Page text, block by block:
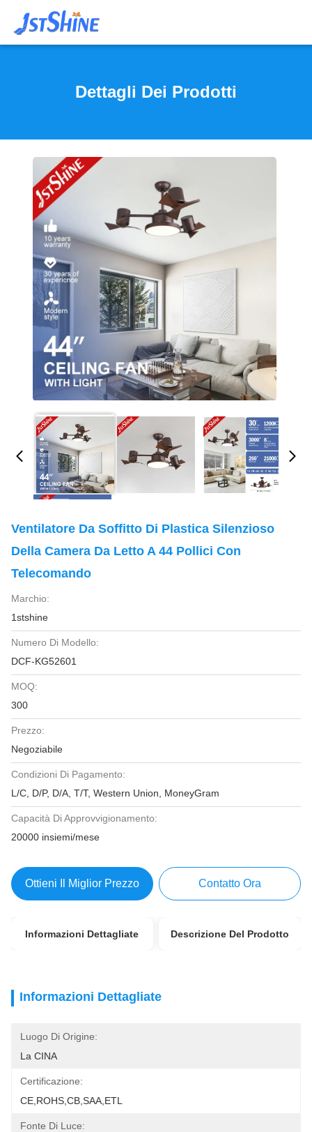
Dettagli Dei Prodotti
Ventilatore Da Soffitto Di Plastica Silenzioso
Della Camera Da Letto A 44 Pollici Con
Telecomando
Marchio:
1stshine
Numero Di Modello:
DCF-KG52601
MOQ:
300
Prezzo:
Negoziabile
Condizioni Di Pagamento:
L/C, D/P, D/A, T/T, Western Union, MoneyGram
Capacità Di Approvvigionamento:
20000 insiemi/mese
Ottieni Il Miglior Prezzo Contatto Ora
Informazioni Dettagliate Descrizione Del Prodotto
Informazioni Dettagliate
Luogo Di Origine:
La CINA
Certificazione:
CE,ROHS,CB,SAA,ETL
Fonte Di Luce: